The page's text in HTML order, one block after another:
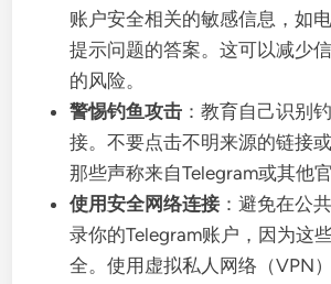
账户安全相关的敏感信息，如
提示问题的答案。这可以减少
的风险。
警惕钓鱼攻击 ：教育自己识别
接。不要点击不明来源的链接
那些声称来自Telegram或其他
使用安全网络连接 ：避免在公
录你的Telegram账户，因为这
全。使用虚拟私人网络（VPN